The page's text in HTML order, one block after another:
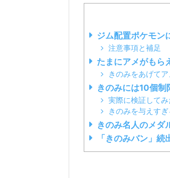
ジム配置ポケモン
注意事項と補足
たまにアメがもら
きのみをあげて
きのみには10個制
実際に検証してみ
きのみを与えす
きのみ名人のメダ
「きのみバン」